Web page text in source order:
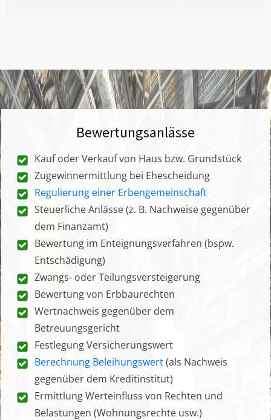
Bewertungsanlässe
Kauf oder Verkauf von Haus bzw. Grundstück
Zugewinnermittlung bei Ehescheidung
Regulierung einer Erbengemeinschaft
Steuerliche Anlässe (z. B. Nachweise gegenüber
dem Finanzamt)
Bewertung im Enteignungsverfahren (bspw.
Entschädigung)
Zwangs- oder Teilungsversteigerung
Bewertung von Erbbaurechten
Wertnachweis gegenüber dem
Betreuungsgericht
Festlegung Versicherungswert
Berechnung Beleihungswert(als Nachweis
gegenüber dem Kreditinstitut)
Ermittlung Werteinfluss von Rechten und
Belastungen (Wohnungsrechte usw.)